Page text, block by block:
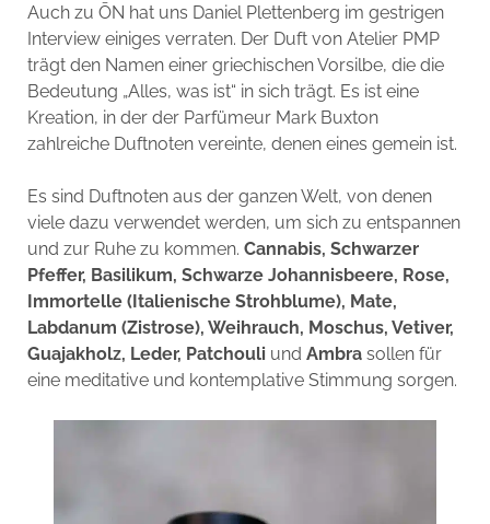
Auch zu ŌN hat uns Daniel Plettenberg im gestrigen
Interview einiges verraten. Der Duft von Atelier PMP
trägt den Namen einer griechischen Vorsilbe, die die
Bedeutung „Alles, was ist“ in sich trägt. Es ist eine
Kreation, in der der Parfümeur Mark Buxton
zahlreiche Duftnoten vereinte, denen eines gemein ist.
Es sind Duftnoten aus der ganzen Welt, von denen
viele dazu verwendet werden, um sich zu entspannen
und zur Ruhe zu kommen. Cannabis, Schwarzer
Pfeffer, Basilikum, Schwarze Johannisbeere, Rose,
Immortelle (Italienische Strohblume), Mate,
Labdanum (Zistrose), Weihrauch, Moschus, Vetiver,
Guajakholz, Leder, Patchouli und Ambrasollen für
eine meditative und kontemplative Stimmung sorgen.